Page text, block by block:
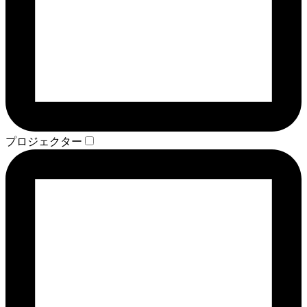
プロジェクター